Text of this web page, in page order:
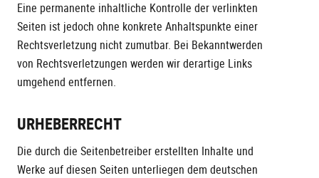
Eine permanente inhaltliche Kontrolle der verlinkten
Seiten ist jedoch ohne konkrete Anhaltspunkte einer
Rechtsverletzung nicht zumutbar. Bei Bekanntwerden
von Rechtsverletzungen werden wir derartige Links
umgehend entfernen.
URHEBERRECHT
Die durch die Seitenbetreiber erstellten Inhalte und
Werke auf diesen Seiten unterliegen dem deutschen